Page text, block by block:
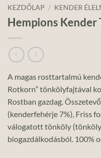
KEZDŐLAP / KENDER
Hempions Kender
A magas rosttartalmú
Rotkorn” tönkölyfajtával
Rostban gazdag.
(kenderfehérje 7%), Friss
válogatott tönköly
biogazdálkodásból. 100%